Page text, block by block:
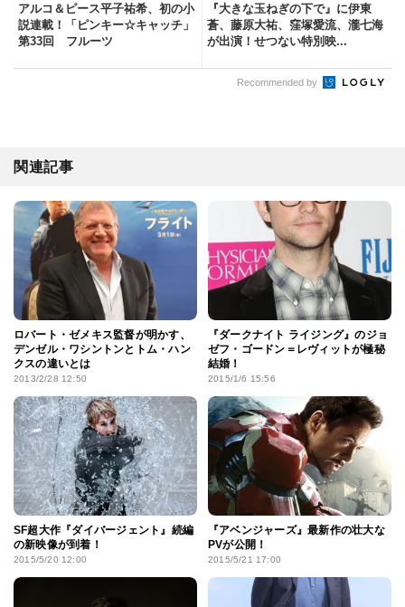
アルコ＆ピース平子祐希、初の小
説連載！「ピンキー☆キャッチ」
第33回 フルーツ
『大きな玉ねぎの下で』に伊東
蒼、藤原大祐、窪塚愛流、瀧七海
が出演！せつない特別映...
Recommended by
関連記事
ロバート・ゼメキス監督が明かす、
デンゼル・ワシントンとトム・ハン
クスの違いとは
2013/2/28 12:50
『ダークナイト ライジング』のジョ
ゼフ・ゴードン＝レヴィットが極秘
結婚！
2015/1/6 15:56
SF超大作『ダイバージェント』続編
の新映像が到着！
2015/5/20 12:00
『アベンジャーズ』最新作の壮大な
PVが公開！
2015/5/21 17:00